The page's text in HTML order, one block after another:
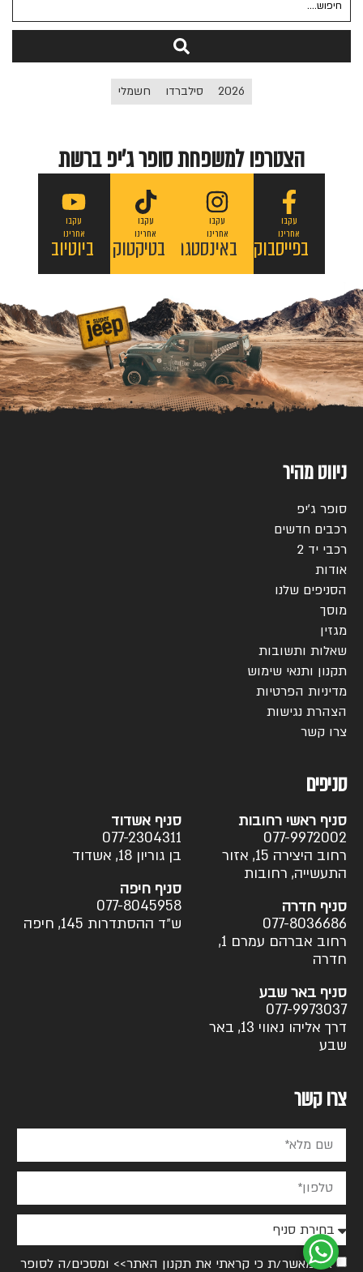
2026 סילברדו חשמלי
הצטרפו למשפחת סופר ג'יפ ברשת
עקבו
אחרינו
בפייסבוק
עקבו
אחרינו
באינסטגרם
עקבו
אחרינו
ביוטיוב
עקבו
אחרינו
בטיקטוק
ניווט מהיר
סופר ג’יפ
רכבים חדשים
רכבי יד 2
אודות
הסניפים שלנו
מוסך
מגזין
שאלות ותשובות
תקנון ותנאי שימוש
מדיניות הפרטיות
הצהרת נגישות
צרו קשר
סניפים
סניף ראשי רחובות
077-9972002
רחוב היצירה 15, אזור
התעשייה, רחובות
סניף חדרה
077-8036686
רחוב אברהם עמרם 1,
חדרה
סניף באר שבע
077-9973037
דרך אליהו נאווי 13, באר
שבע
סניף אשדוד
077-2304311
בן גוריון 18, אשדוד
סניף חיפה
077-8045958
ש״ד ההסתדרות 145, חיפה
צרו קשר
אני מאשר/ת כי קראתי את תקנון האתר>> ומסכים/ה לסופר